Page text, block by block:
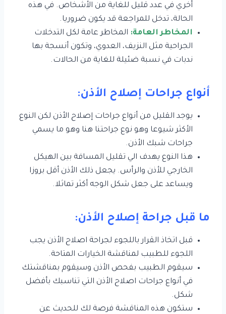
أخري في عدد قليل للغاية من الأشخاص. في هذه
الحالة، تدخل للمراجعة قد يكون ضروريا.
المخاطر العامة: المخاطر عامة لكل التدخلات
الجراحية مثل النزيف، العدوي، وتكون أنسجة بها
ندبات في نسبة ضئيلة للغاية من الحالات.
أنواع جراحات إصلاح الأذن:
يوجد القليل من أنواع جراحات إصلاح الأذن لكن النوع
الأكثر شيوعا وهو نوع جراحتنا هنا وهو ما يسمي
جراحات شبك الأذن.
هذا النوع يهدف الي تقليل المسافة بين الهيكل
الخارجي للأذن والرأس. يجعل ذلك الأذن أقل بروزا
ويساعد على جعل شكل الوجه أكثر تماثلا.
ما قبل جراحة إصلاح الأذن:
قبل اتخاذ القرار باللجوء لجراحة اصلاح الأذن يجب
اللجوء للطبيب لمناقشة الخيارات المتاحة.
سيقوم الطبيب بفحص الأذن وسيقوم بمناقشتك
في أنواع جراحات اصلاح الأذن التي تناسبك بأفضل
شكل.
ستكون هذه المناقشة فرصة لك للحديث عن